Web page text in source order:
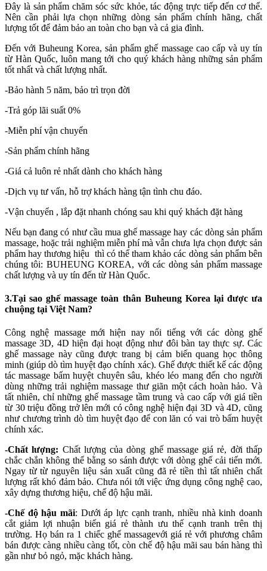
Đây là sản phẩm chăm sóc sức khỏe, tác động trực tiếp đến cơ thể.
Nên cần phải lựa chọn những dòng sản phẩm chính hãng, chất
lượng tốt để đảm bảo an toàn cho bạn và cả gia đình.
Đến với Buheung Korea, sản phẩm ghế massage cao cấp và uy tín
từ Hàn Quốc, luôn mang tới cho quý khách hàng những sản phẩm
tốt nhất và chất lượng nhất.
-Bảo hành 5 năm, bảo trì trọn đời
-Trả góp lãi suất 0%
-Miễn phí vận chuyển
-Sản phẩm chính hãng
-Giá cả luôn rẻ nhất dành cho khách hàng
-Dịch vụ tư vấn, hỗ trợ khách hàng tận tình chu đáo.
-Vận chuyển , lắp đặt nhanh chóng sau khi quý khách đặt hàng
Nếu bạn đang có như cầu mua ghế massage hay các dòng sản phẩm
massage, hoặc trải nghiệm miễn phí mà vẫn chưa lựa chọn được sản
phẩm hay thương hiệu thì có thể tham khảo các dòng sản phẩm bên
chúng tôi: BUHEUNG KOREA, với các dòng sản phẩm massage
chất lượng và uy tín đến từ Hàn Quốc.
3.Tại sao ghế massage toàn thân Buheung Korea lại được ưa
chuộng tại Việt Nam?
Công nghệ massage mới hiện nay nổi tiếng với các dòng ghế
massage 3D, 4D hiện đại hoạt động như đôi bàn tay thực sự. Các
ghế massage này cũng được trang bị cảm biến quang học thông
minh (giúp dò tìm huyệt đạo chính xác). Ghế được thiết kế các động
tác massage bấm huyệt chuyên sâu, khéo léo mang đến cho người
dùng những trải nghiệm massage thư giãn một cách hoàn hảo. Và
tất nhiên, chỉ những ghế massage tầm trung và cao cấp với giá tiền
từ 30 triệu đồng trở lên mới có công nghệ hiện đại 3D và 4D, cũng
như chương trình dò tìm huyệt đạo để con lăn có vai trò bấm huyệt
chính xác.
-Chất lượng: Chất lượng của dòng ghế massage giá rẻ, đời thấp
chắc chắn không thể bằng so sánh được với dòng ghế cải tiến mới.
Ngay từ từ nguyên liệu sản xuất cũng đã rẻ tiền thì tất nhiên chất
lượng rất khó đảm bảo. Chưa nói tới việc ứng dụng công nghệ cao,
xây dựng thương hiệu, chế độ hậu mãi.
-Chế độ hậu mãi: Dưới áp lực cạnh tranh, nhiều nhà kinh doanh
cắt giảm lợi nhuận biến giá rẻ thành ưu thế cạnh tranh trên thị
trường. Họ bán ra 1 chiếc ghế massagevới giá rẻ với phương châm
bán được càng nhiều càng tốt, còn chế độ hậu mãi sau bán hàng thì
gần như bỏ ngỏ, mặc khách hàng.